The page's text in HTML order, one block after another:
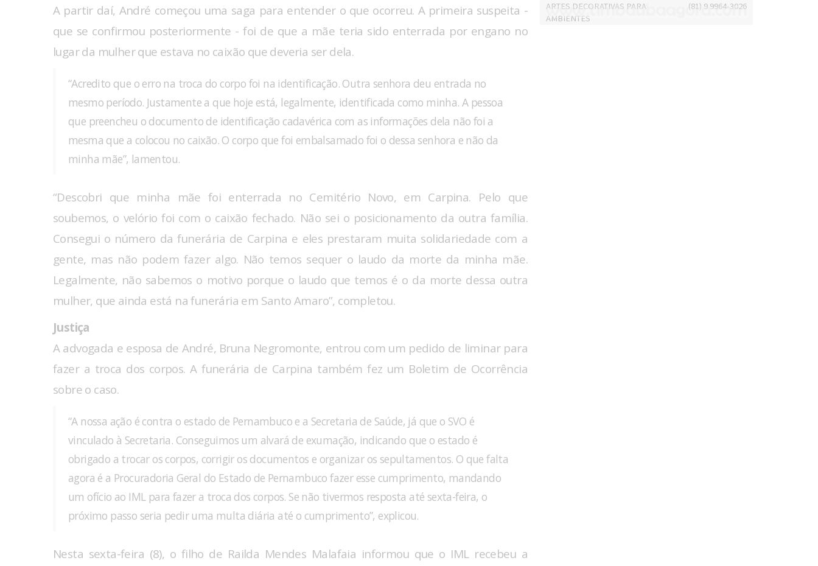
A partir daí, André começou uma saga para entender o que ocorreu. A primeira suspeita -
que se confirmou posteriormente - foi de que a mãe teria sido enterrada por engano no
lugar da mulher que estava no caixão que deveria ser dela.
“Acredito que o erro na troca do corpo foi na identificação. Outra senhora deu entrada no
mesmo período. Justamente a que hoje está, legalmente, identificada como minha. A pessoa
que preencheu o documento de identificação cadavérica com as informações dela não foi a
mesma que a colocou no caixão. O corpo que foi embalsamado foi o dessa senhora e não da
minha mãe”, lamentou.
“Descobri que minha mãe foi enterrada no Cemitério Novo, em Carpina. Pelo que
soubemos, o velório foi com o caixão fechado. Não sei o posicionamento da outra família.
Consegui o número da funerária de Carpina e eles prestaram muita solidariedade com a
gente, mas não podem fazer algo. Não temos sequer o laudo da morte da minha mãe.
Legalmente, não sabemos o motivo porque o laudo que temos é o da morte dessa outra
mulher, que ainda está na funerária em Santo Amaro”, completou.
Justiça
A advogada e esposa de André, Bruna Negromonte, entrou com um pedido de liminar para
fazer a troca dos corpos. A funerária de Carpina também fez um Boletim de Ocorrência
sobre o caso.
“A nossa ação é contra o estado de Pernambuco e a Secretaria de Saúde, já que o SVO é
vinculado à Secretaria. Conseguimos um alvará de exumação, indicando que o estado é
obrigado a trocar os corpos, corrigir os documentos e organizar os sepultamentos. O que falta
agora é a Procuradoria Geral do Estado de Pernambuco fazer esse cumprimento, mandando
um ofício ao IML para fazer a troca dos corpos. Se não tivermos resposta até sexta-feira, o
próximo passo seria pedir uma multa diária até o cumprimento”, explicou.
Nesta sexta-feira (8), o filho de Railda Mendes Malafaia informou que o IML recebeu a
ARTES DECORATIVAS PARA
AMBIENTES
(81) 9 9964-3026